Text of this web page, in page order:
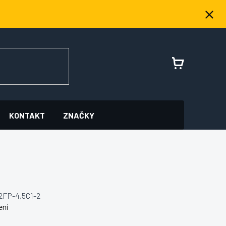
NÁKUPNÍ
KONTAKT ZNAČKY
4,5C1-2